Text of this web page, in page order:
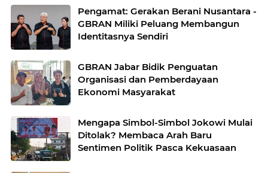
Pengamat: Gerakan Berani Nusantara -
GBRAN Miliki Peluang Membangun
Identitasnya Sendiri
GBRAN Jabar Bidik Penguatan
Organisasi dan Pemberdayaan
Ekonomi Masyarakat
Mengapa Simbol-Simbol Jokowi Mulai
Ditolak? Membaca Arah Baru
Sentimen Politik Pasca Kekuasaan